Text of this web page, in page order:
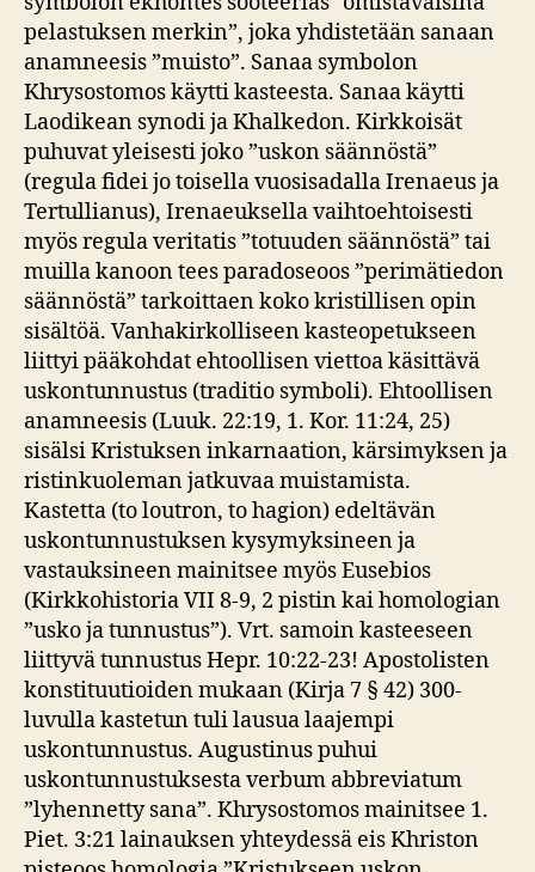
pelastuksen merkin”, joka yhdistetään sanaan
anamneesis ”muisto”. Sanaa symbolon
Khrysostomos käytti kasteesta. Sanaa käytti
Laodikean synodi ja Khalkedon. Kirkkoisät
puhuvat yleisesti joko ”uskon säännöstä”
(regula fidei jo toisella vuosisadalla Irenaeus ja
Tertullianus), Irenaeuksella vaihtoehtoisesti
myös regula veritatis ”totuuden säännöstä” tai
muilla kanoon tees paradoseoos ”perimätiedon
säännöstä” tarkoittaen koko kristillisen opin
sisältöä. Vanhakirkolliseen kasteopetukseen
liittyi pääkohdat ehtoollisen viettoa käsittävä
uskontunnustus (traditio symboli). Ehtoollisen
anamneesis (Luuk. 22:19, 1. Kor. 11:24, 25)
sisälsi Kristuksen inkarnaation, kärsimyksen ja
ristinkuoleman jatkuvaa muistamista.
Kastetta (to loutron, to hagion) edeltävän
uskontunnustuksen kysymyksineen ja
vastauksineen mainitsee myös Eusebios
(Kirkkohistoria VII 8-9, 2 pistin kai homologian
”usko ja tunnustus”). Vrt. samoin kasteeseen
liittyvä tunnustus Hepr. 10:22-23! Apostolisten
konstituutioiden mukaan (Kirja 7 § 42) 300-
luvulla kastetun tuli lausua laajempi
uskontunnustus. Augustinus puhui
uskontunnustuksesta verbum abbreviatum
”lyhennetty sana”. Khrysostomos mainitsee 1.
Piet. 3:21 lainauksen yhteydessä eis Khriston